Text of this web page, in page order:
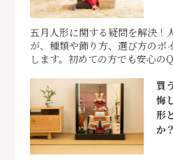
五月人形に関する疑問を解決！
が、種類や飾り方、選び方のポ
します。初めての方でも安心の
買
悔
形
か？